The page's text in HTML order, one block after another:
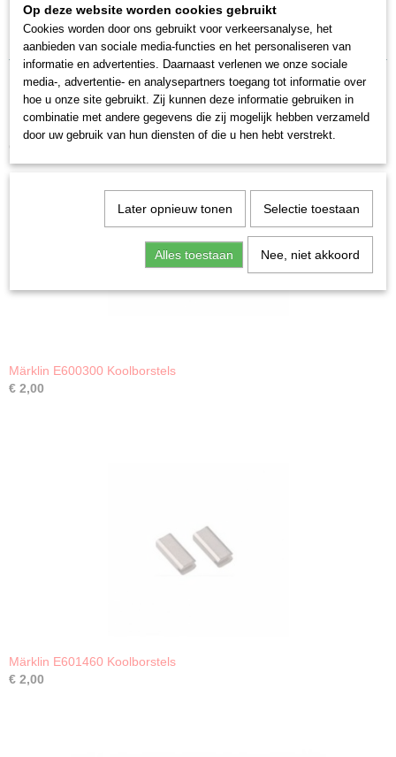
Staat
Nieuw
Dak voor oa BR260
Uitverkocht bij Märklin
Ook interessant
Märklin E600300 Koolborstels
€ 2,00
Märklin E601460 Koolborstels
€ 2,00
Op deze website worden cookies gebruikt
Cookies worden door ons gebruikt voor verkeersanalyse, het
aanbieden van sociale media-functies en het personaliseren van
informatie en advertenties. Daarnaast verlenen we onze sociale
media-, advertentie- en analysepartners toegang tot informatie over
hoe u onze site gebruikt. Zij kunnen deze informatie gebruiken in
combinatie met andere gegevens die zij mogelijk hebben verzameld
door uw gebruik van hun diensten of die u hen hebt verstrekt.
Later opnieuw tonen Selectie toestaan
Alles toestaan Nee, niet akkoord